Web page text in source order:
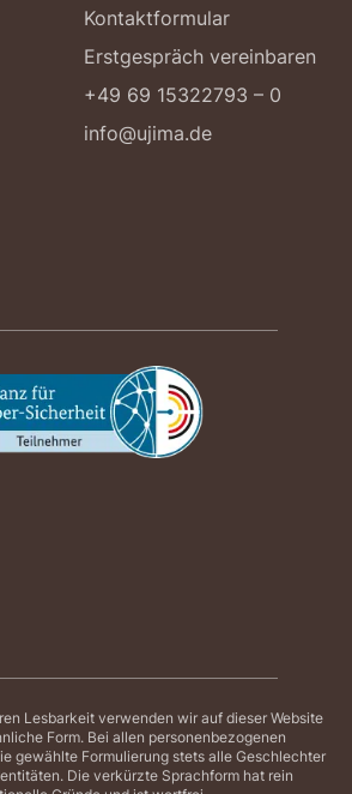
Kontaktformular
Erstgespräch vereinbaren
+49 69 15322793 – 0
info@ujima.de
Lesbarkeit verwenden wir auf dieser Website
Form. Bei allen personenbezogenen
gewählte Formulierung stets alle Geschlechter
Die verkürzte Sprachform hat rein